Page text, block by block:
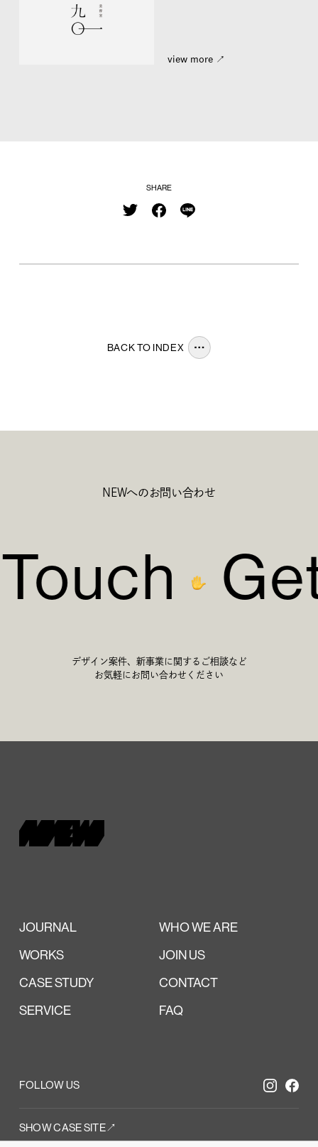
view more ↗︎
SHARE
BACK TO INDEX
NEWへのお問い合わせ
Get
デザイン案件、新事業に関するご相談など
お気軽にお問い合わせください
JOURNAL
WHO WE ARE
WORKS
JOIN US
CASE STUDY
CONTACT
SERVICE
FAQ
FOLLOW US
SHOW CASE SITE↗︎